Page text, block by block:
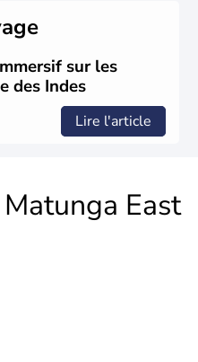
domination de l'empire
de son indépendance en
construit par un empereur
été édifié dans les années
comme l'une des 7
sur les
des Indes
Lire l'article
Matunga East